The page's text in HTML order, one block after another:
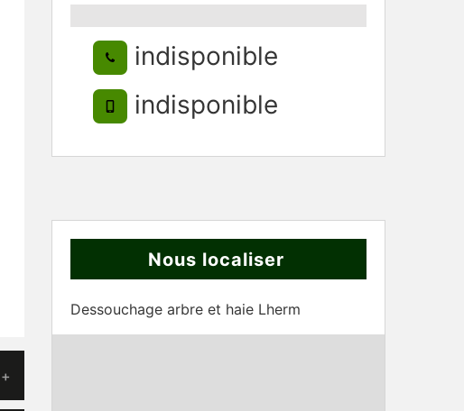
indisponible
indisponible
Nous localiser
Dessouchage arbre et haie Lherm